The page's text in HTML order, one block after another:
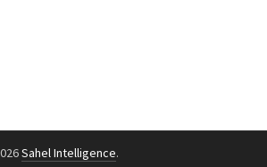
Sahel Intelligence.